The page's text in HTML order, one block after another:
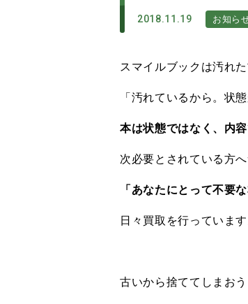
2018.11.19 お知ら
スマイルブックは汚れ
「汚れているから。状
本は状態ではなく、内容
次必要とされている方
「あなたにとって不要
日々買取を行っています
古いから捨ててしまお